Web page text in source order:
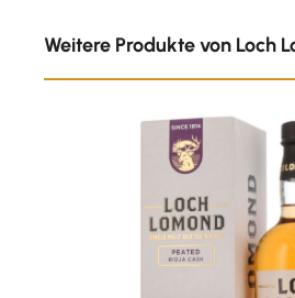
Weitere Produkte von Loch